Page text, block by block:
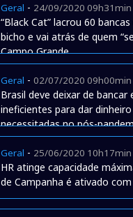
Geral - 24/09/2020 09h31min
“Black Cat” lacrou 60
bicho e vai atrás de quem
Campo Grande
Geral -02/07/2020 09h00min
Brasil deve deixar de bancar
ineficientes para dar
necessitadas no pós-
Geral - 25/06/2020 10h17min
HR atinge capacidade
de Campanha é ativado